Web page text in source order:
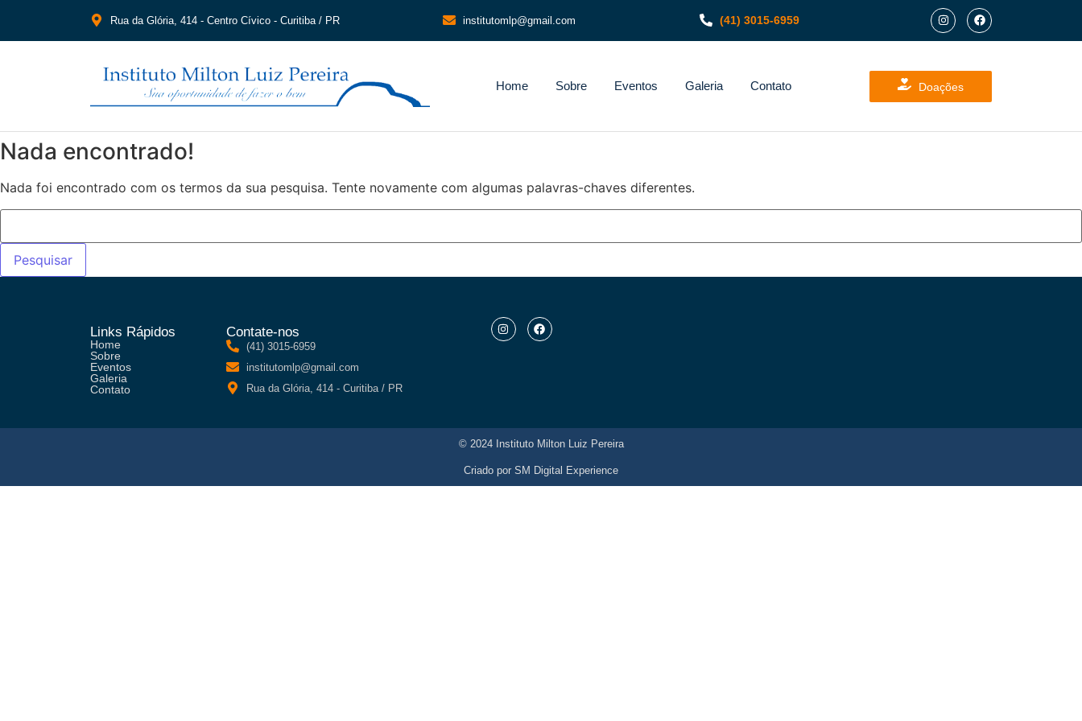
Rua da Glória, 414 - Centro Cívico - Curitiba / PR institutomlp@gmail.com (41) 3015-6959
Home Sobre Eventos Galeria Contato Doações
Nada encontrado!
Nada foi encontrado com os termos da sua pesquisa. Tente novamente com algumas palavras-chaves diferentes.
Links Rápidos
Home
Sobre
Eventos
Galeria
Contato
Contate-nos
(41) 3015-6959
institutomlp@gmail.com
Rua da Glória, 414 - Curitiba / PR
© 2024 Instituto Milton Luiz Pereira
Criado por SM Digital Experience